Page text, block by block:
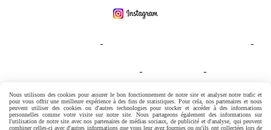
CONDITIONS GENERALES DE VENTE
Nous utilisons des cookies pour assurer le bon fonctionnement de notre site et analyser notre trafic et
pour vous offrir une meilleure expérience à des fins de statistiques. Pour cela, nos partenaires et nous
peuvent utiliser des cookies ou d'autres technologies pour stocker et accéder à des informations
personnelles comme votre visite sur notre site. Nous partageons également des informations sur
l'utilisation de notre site avec nos partenaires de médias sociaux, de publicité et d'analyse, qui peuvent
combiner celles-ci avec d'autres informations que vous leur avez fournies ou qu'ils ont collectées lors de